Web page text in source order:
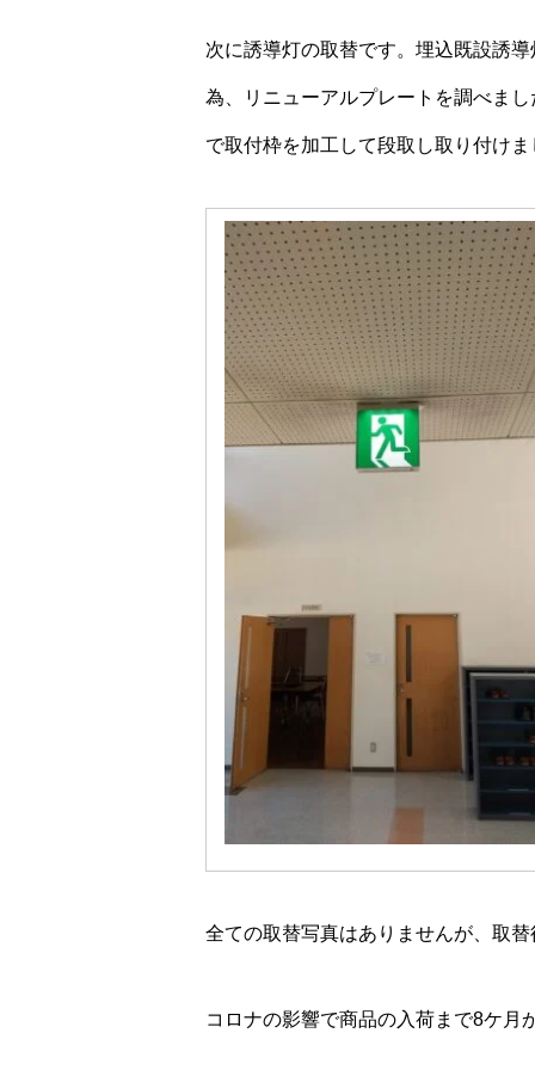
次に誘導灯の取替です。埋込既設誘
為、リニューアルプレートを調べま
で取付枠を加工して段取し取り付けま
全ての取替写真はありませんが、取
コロナの影響で商品の入荷まで8ケ月